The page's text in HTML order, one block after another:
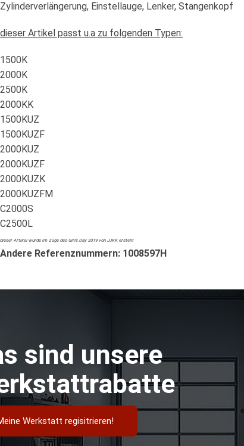
Zylinderverlängerung, Einstellauge, Lenker, Stangenkopf
dieser Artikel passt u.a zu folgenden Typen:
1500K
2000K
2500K
2000KK
1500KUZ
1500KUZF
2000KUZ
2000KUZF
2000KUZK
2000KUZFM
C2000S
C2500L
dieser Artikel wurde im Zuge des Girls Day 2019 von JJKK erstellt
Andere Referenznummern: 1008597H
sind unsere
Werkstatt regisitrieren!